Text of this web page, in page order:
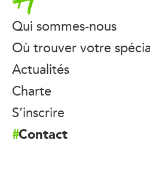
Qui sommes-nous
Où trouver votre
Actualités
Charte
S’inscrire
Contact